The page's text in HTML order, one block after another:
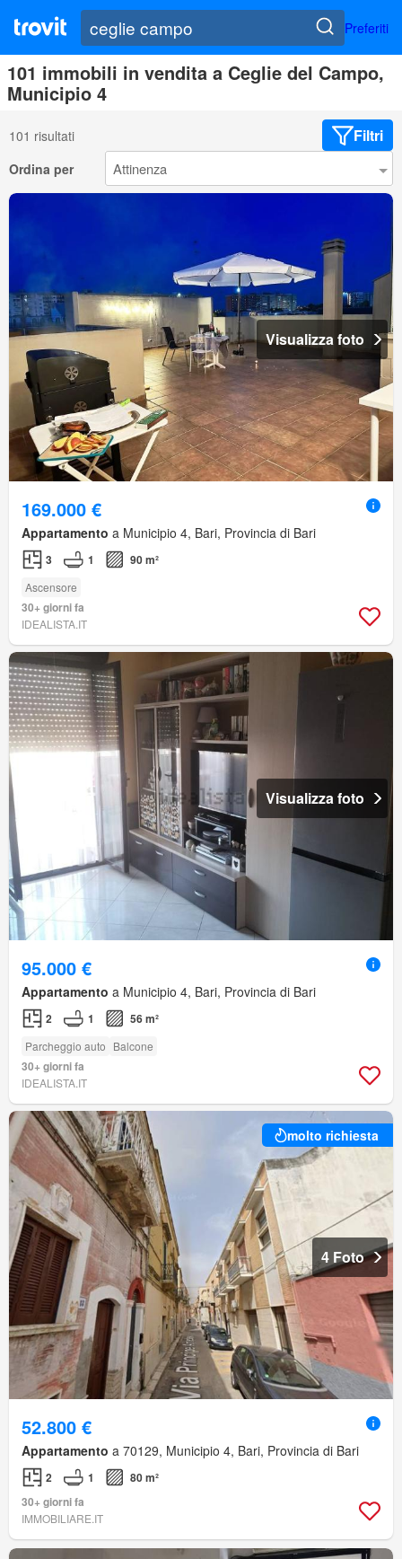
Preferiti
101 immobili in vendita a Ceglie del Campo,
Municipio 4
101 risultati Filtri
Ordina per
Visualizza foto
169.000 €
Appartamento a Municipio 4, Bari, Provincia di Bari
3 1 90 m²
Ascensore
30+ giorni fa
IDEALISTA.IT
Visualizza foto
95.000 €
Appartamento a Municipio 4, Bari, Provincia di Bari
2 1 56 m²
Parcheggio auto Balcone
30+ giorni fa
IDEALISTA.IT
molto richiesta
4 Foto
52.800 €
Appartamento a 70129, Municipio 4, Bari, Provincia di Bari
2 1
80 m²
30+ giorni fa
IMMOBILIARE.IT